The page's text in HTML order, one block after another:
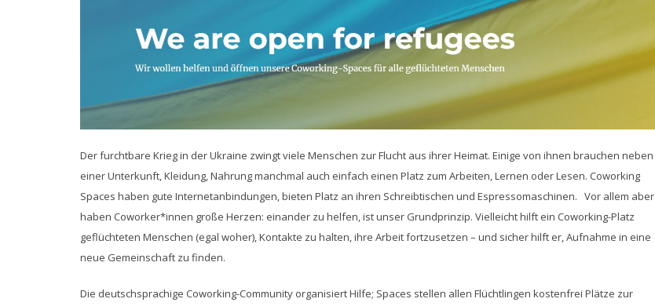
Der furchtbare Krieg in der Ukraine zwingt viele Menschen zur Flucht aus ihrer Heimat. Einige von ihnen brauchen neben
einer Unterkunft, Kleidung, Nahrung manchmal auch einfach einen Platz zum Arbeiten, Lernen oder Lesen. Coworking
Spaces haben gute Internetanbindungen, bieten Platz an ihren Schreibtischen und Espressomaschinen. Vor allem aber
haben Coworker*innen große Herzen: einander zu helfen, ist unser Grundprinzip. Vielleicht hilft ein Coworking-Platz
geflüchteten Menschen (egal woher), Kontakte zu halten, ihre Arbeit fortzusetzen – und sicher hilft er, Aufnahme in eine
neue Gemeinschaft zu finden.
Die deutschsprachige Coworking-Community organisiert Hilfe; Spaces stellen allen Flüchtlingen kostenfrei Plätze zur